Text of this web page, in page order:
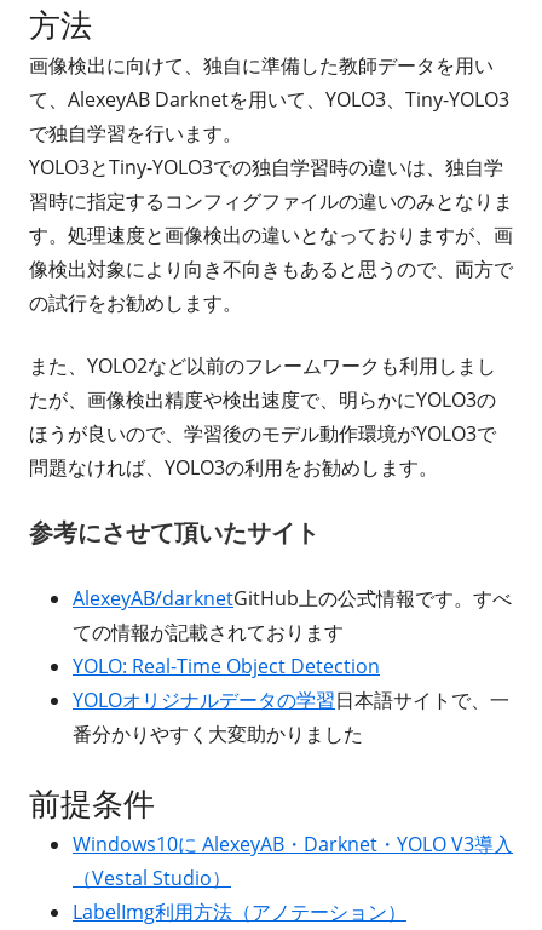
方法
画像検出に向けて、独自に準備した教師データを用い
て、AlexeyAB Darknetを用いて、YOLO3、Tiny-YOLO3
で独自学習を行います。
YOLO3とTiny-YOLO3での独自学習時の違いは、独自学
習時に指定するコンフィグファイルの違いのみとなりま
す。処理速度と画像検出の違いとなっておりますが、画
像検出対象により向き不向きもあると思うので、両方で
の試行をお勧めします。
また、YOLO2など以前のフレームワークも利用しまし
たが、画像検出精度や検出速度で、明らかにYOLO3の
ほうが良いので、学習後のモデル動作環境がYOLO3で
問題なければ、YOLO3の利用をお勧めします。
参考にさせて頂いたサイト
AlexeyAB/darknetGitHub上の公式情報です。すべ
ての情報が記載されております
YOLO: Real-Time Object Detection
YOLOオリジナルデータの学習日本語サイトで、一
番分かりやすく大変助かりました
前提条件
Windows10に AlexeyAB・Darknet・YOLO V3導入
（Vestal Studio）
LabelImg利用方法（アノテーション）